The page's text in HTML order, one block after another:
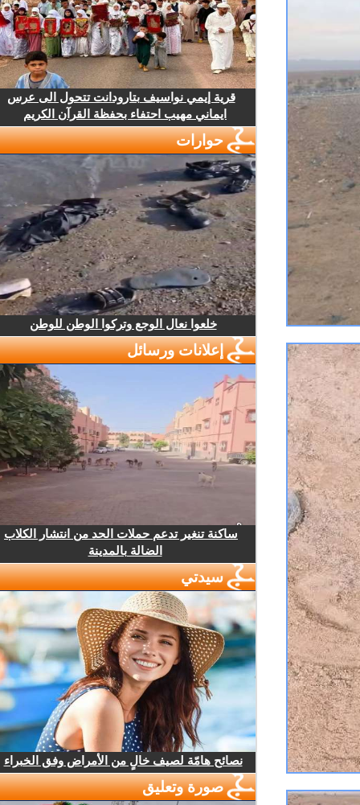
قرية إيمي نواسيف بتارودانت تتحول الى عرس
ايماني مهيب احتفاء بحفظة القرآن الكريم
حوارات
خلعوا نعال الوجع وتركوا الوطن للوطن
إعلانات ورسائل
ساكنة تنغير تدعم حملات الحد من انتشار الكلاب
الضالة بالمدينة
سيدتي
نصائح هامّة لصيف خالٍ من الأمراض وفق الخبراء
صورة وتعليق